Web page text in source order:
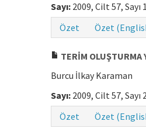
Sayı: 2009, Cilt 57, Sayı 1
Özet
Özet
TERİM OLUŞTURMA
Burcu İlkay Karaman
Sayı: 2009, Cilt 57, Sayı
Özet
Özet